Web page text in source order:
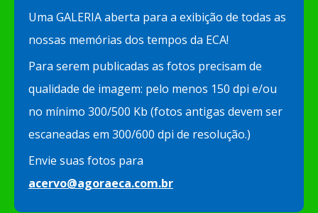
Uma GALERIA aberta para a exibição de todas as
nossas memórias dos tempos da ECA!
Para serem publicadas as fotos precisam de
qualidade de imagem: pelo menos 150 dpi e/ou
no mínimo 300/500 Kb (fotos antigas devem ser
escaneadas em 300/600 dpi de resolução.)
Envie suas fotos para
acervo@agoraeca.com.br